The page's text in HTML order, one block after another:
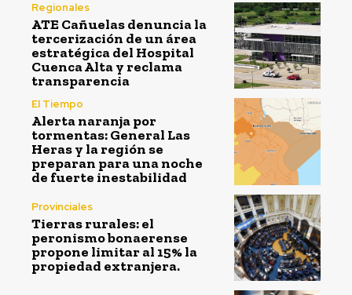
Regionales
ATE Cañuelas denuncia la
tercerización de un área
estratégica del Hospital
Cuenca Alta y reclama
transparencia
El Tiempo
Alerta naranja por
tormentas: General Las
Heras y la región se
preparan para una noche
de fuerte inestabilidad
Provinciales
Tierras rurales: el
peronismo bonaerense
propone limitar al 15% la
propiedad extranjera.